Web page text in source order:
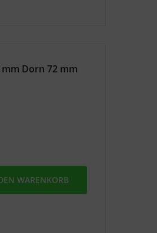
mm Dorn 72 mm
WARENKORB